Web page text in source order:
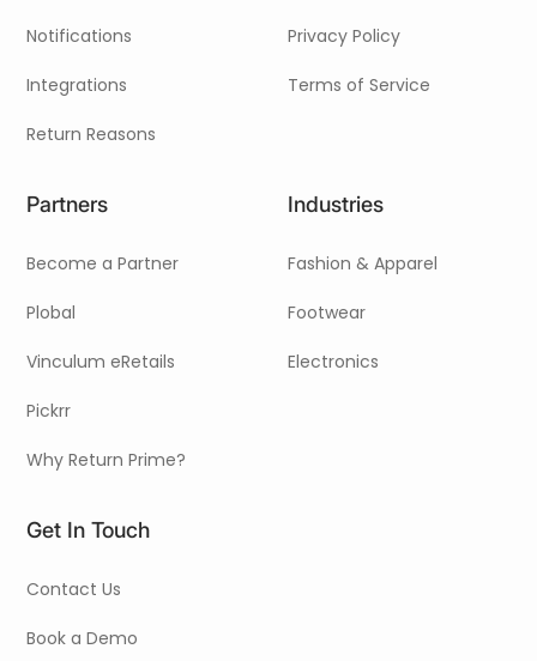
Notifications
Integrations
Return Reasons
Privacy Policy
Terms of Service
Partners
Become a Partner
Plobal
Vinculum eRetails
Pickrr
Why Return Prime?
Industries
Fashion & Apparel
Footwear
Electronics
Get In Touch
Contact Us
Book a Demo